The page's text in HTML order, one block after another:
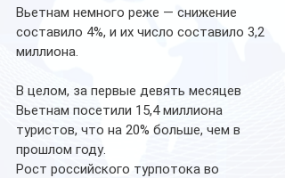
Вьетнам немного реже — снижение
составило 4%, и их число составило 3,2
миллиона.
В целом, за первые девять месяцев
Вьетнам посетили 15,4 миллиона
туристов, что на 20% больше, чем в
прошлом году.
Рост российского турпотока во